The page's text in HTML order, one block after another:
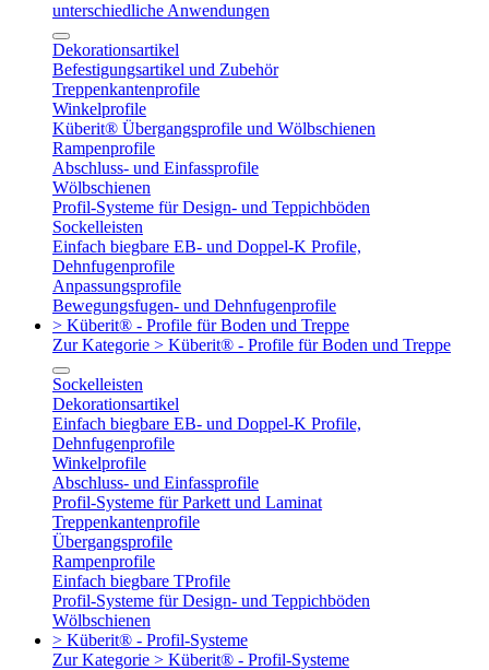
unterschiedliche Anwendungen
Dekorationsartikel
Befestigungsartikel und Zubehör
Treppenkantenprofile
Winkelprofile
Küberit® Übergangsprofile und Wölbschienen
Rampenprofile
Abschluss- und Einfassprofile
Wölbschienen
Profil-Systeme für Design- und Teppichböden
Sockelleisten
Einfach biegbare EB- und Doppel-K Profile,
Dehnfugenprofile
Anpassungsprofile
Bewegungsfugen- und Dehnfugenprofile
> Küberit® - Profile für Boden und Treppe
Zur Kategorie > Küberit® - Profile für Boden und Treppe
Sockelleisten
Dekorationsartikel
Einfach biegbare EB- und Doppel-K Profile,
Dehnfugenprofile
Winkelprofile
Abschluss- und Einfassprofile
Profil-Systeme für Parkett und Laminat
Treppenkantenprofile
Übergangsprofile
Rampenprofile
Einfach biegbare TProfile
Profil-Systeme für Design- und Teppichböden
Wölbschienen
> Küberit® - Profil-Systeme
Zur Kategorie > Küberit® - Profil-Systeme